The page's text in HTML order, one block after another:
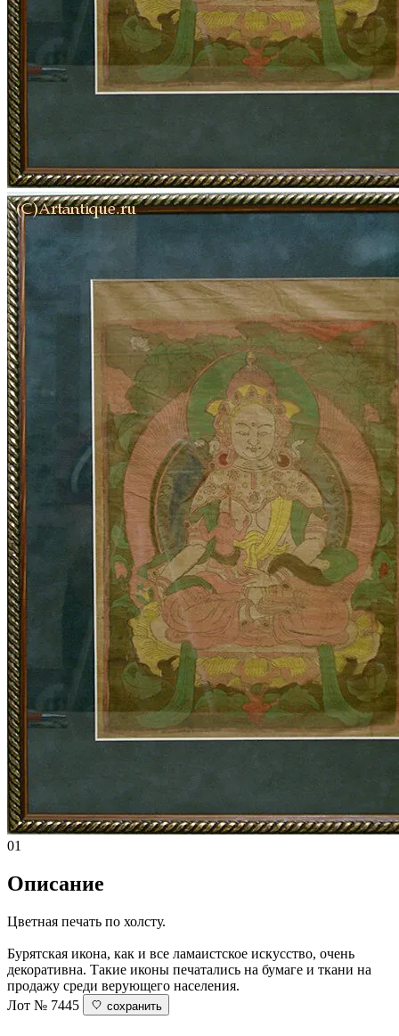
01
Описание
Цветная печать по холсту.
Бурятская икона, как и все ламаистское искусство, очень
декоративна. Такие иконы печатались на бумаге и ткани на
продажу среди верующего населения.
Лот № 7445
сохранить